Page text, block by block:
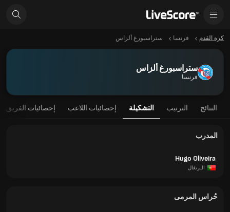
كرة القدم فرنسا ستراسبورغ ألزاس
ستراسبورغ ألزاس
فرنسا
النتائج الترتيب التشكيلة إحصائيات اللاعب إحصائيات الفريق
المدرب
Hugo Oliveira
البرتغال
حُراس المرمى